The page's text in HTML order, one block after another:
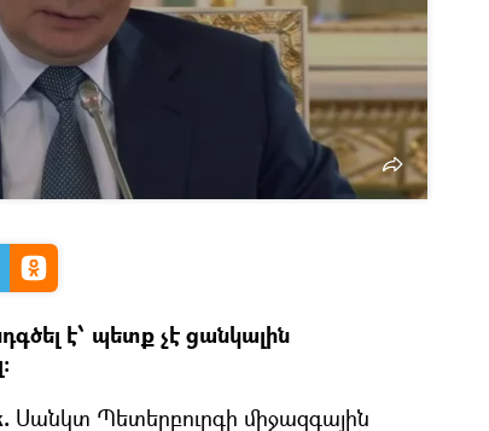
է՝ պետք չէ ցանկալին
Սանկտ Պետերբուրգի միջազգային